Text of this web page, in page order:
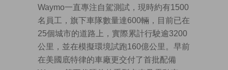
Waymo一直專注自駕測試，現時約有1500
名員工，旗下車隊數量達600輛，目前已在
25個城市的道路上，實際累計行駛逾3200
公里，並在模擬環境試跑160億公里。早前
在美國底特律的車廠更交付了首批配備